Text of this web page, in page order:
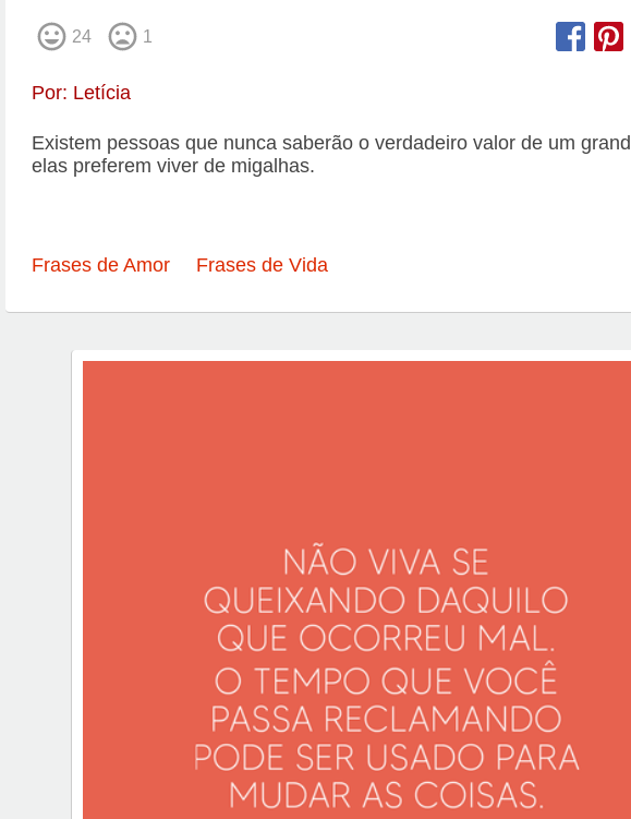
24 1
Por: Letícia
Existem pessoas que nunca saberão o verdadeiro valor de um
elas preferem viver de migalhas.
Frases de Amor Frases de Vida